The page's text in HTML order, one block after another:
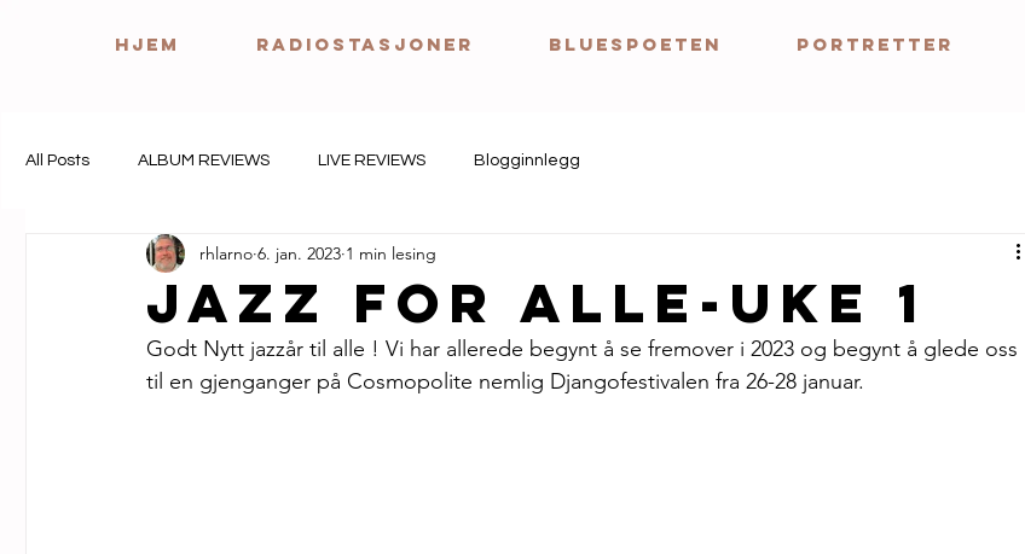
HJEM Radiostasjoner BLUESPOETEN Portretter
All Posts ALBUM REVIEWS LIVE REVIEWS Blogginnlegg
Jazz for alle-uke 1
rhlarno 6. jan. 2023 1 min lesing
Godt Nytt jazzår til alle ! Vi har allerede begynt å se fremover i 2023 og begynt å glede oss
til en gjenganger på Cosmopolite nemlig Djangofestivalen fra 26-28 januar.